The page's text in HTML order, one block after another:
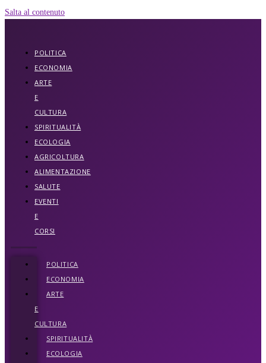
Salta al contenuto
POLITICA
ECONOMIA
ARTE
E
CULTURA
SPIRITUALITÀ
ECOLOGIA
AGRICOLTURA
ALIMENTAZIONE
SALUTE
EVENTI
E
CORSI
POLITICA
ECONOMIA
ARTE
E
CULTURA
SPIRITUALITÀ
ECOLOGIA